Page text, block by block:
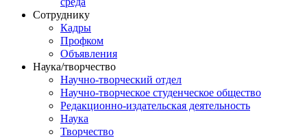
Сотруднику
Кадры
Профком
Объявления
Наука/творчество
Научно-творческий отдел
Научно-творческое студенческое общество
Редакционно-издательская деятельность
Наука
Творчество